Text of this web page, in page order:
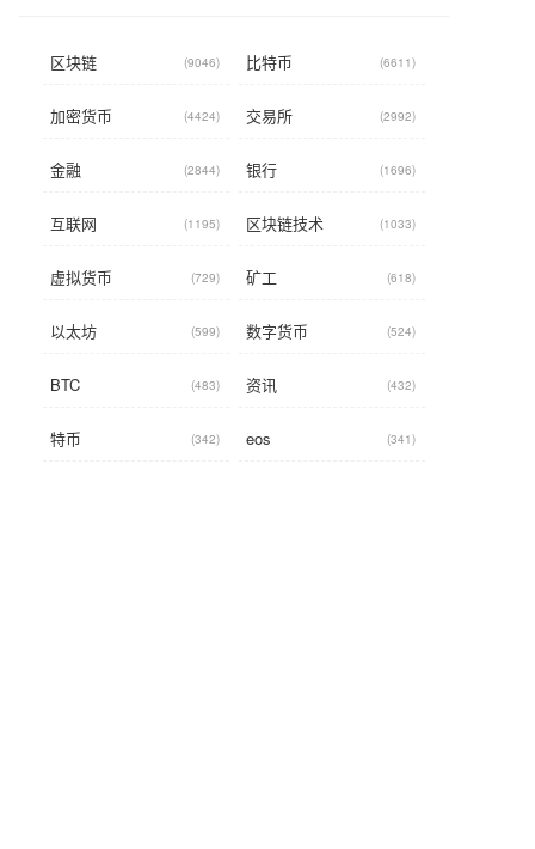
区块链 (9046) 比特币 (6611)
加密货币 (4424) 交易所 (2992)
金融 (2844) 银行 (1696)
互联网 (1195) 区块链技术 (1033)
虚拟货币 (729) 矿工 (618)
以太坊 (599) 数字货币 (524)
BTC (483) 资讯 (432)
特币 (342) eos (341)